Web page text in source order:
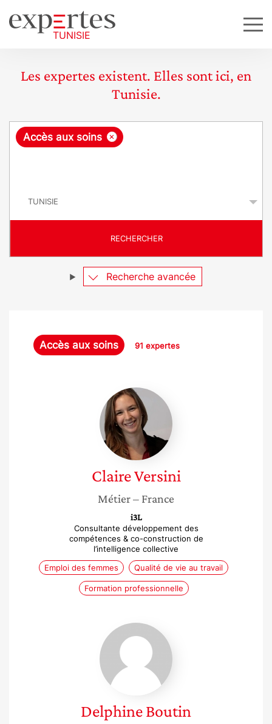
Les expertes existent. Elles sont ici, en
Tunisie.
R
ê
e
×
Accès aux soins
RECHERCHER
Recherche avancée
Accès aux soins 91 expertes
Claire
Versini
ClaireVersini
Métier– France
i3L
Consultante développement des
compétences & co-construction de
l’intelligence collective
Emploi des femmes
Qualité de vie au travail
Formation professionnelle
Delphine
Boutin
DelphineBoutin